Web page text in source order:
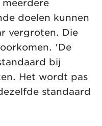
doelen kunnen
vergroten. Die
'De
bij
Het wordt pas
standaard